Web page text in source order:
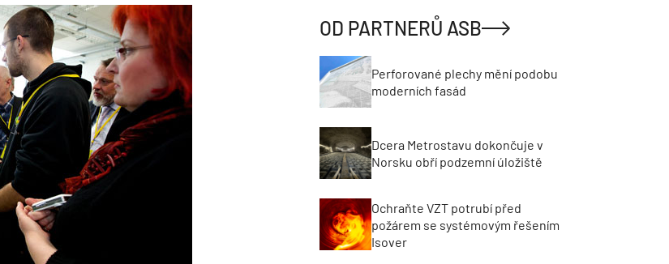
OD PARTNERŮ ASB
Perforované plechy mění podobu
moderních fasád
Dcera Metrostavu dokončuje v
Norsku obří podzemní úložiště
Ochraňte VZT potrubí před
požárem se systémovým řešením
Isover